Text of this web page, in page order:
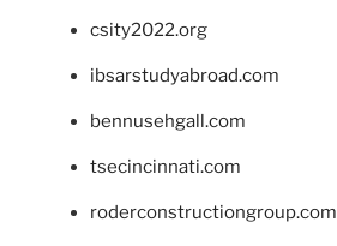
csity2022.org
ibsarstudyabroad.com
bennusehgall.com
tsecincinnati.com
roderconstructiongroup.com